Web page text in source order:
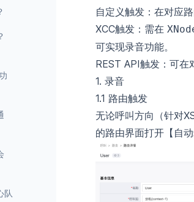
队
自定义触发：在对应
XCC触发：需在
可实现录音功能。
REST API触发：可在
1. 录音
1.1 路由触发
无论呼叫方向（针对
的路由界面打开【自